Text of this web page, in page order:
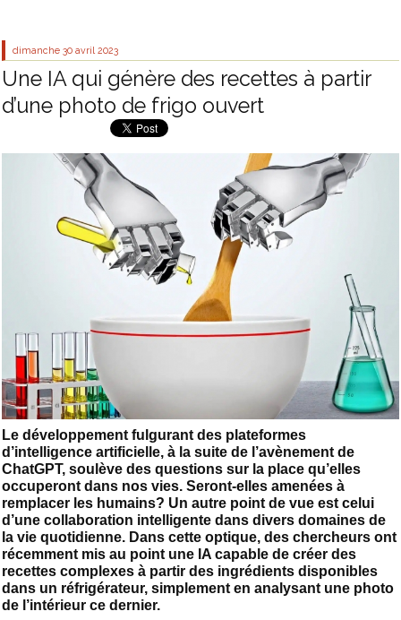
dimanche 30 avril 2023
Une IA qui génère des recettes à partir
d’une photo de frigo ouvert
Le développement fulgurant des plateformes
d’intelligence artificielle, à la suite de l’avènement de
ChatGPT, soulève des questions sur la place qu’elles
occuperont dans nos vies. Seront-elles amenées à
remplacer les humains? Un autre point de vue est celui
d’une collaboration intelligente dans divers domaines de
la vie quotidienne. Dans cette optique, des chercheurs ont
récemment mis au point une IA capable de créer des
recettes complexes à partir des ingrédients disponibles
dans un réfrigérateur, simplement en analysant une photo
de l’intérieur ce dernier.